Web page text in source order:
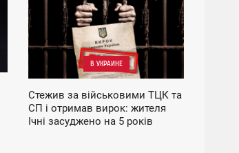
В УКРАИНЕ
Стежив за військовими ТЦК та
СП і отримав вирок: жителя
Ічні засуджено на 5 років